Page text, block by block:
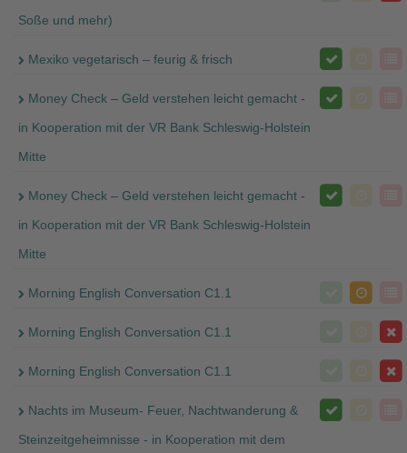
Soße und mehr)
Mexiko vegetarisch – feurig & frisch
Money Check – Geld verstehen leicht gemacht -
in Kooperation mit der VR Bank Schleswig-Holstein
Mitte
Money Check – Geld verstehen leicht gemacht -
in Kooperation mit der VR Bank Schleswig-Holstein
Mitte
Morning English Conversation C1.1
Morning English Conversation C1.1
Morning English Conversation C1.1
Nachts im Museum- Feuer, Nachtwanderung &
Steinzeitgeheimnisse - in Kooperation mit dem